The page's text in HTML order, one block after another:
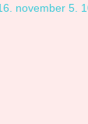
november 5.